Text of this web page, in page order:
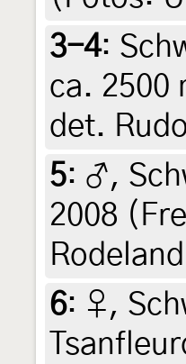
3-4:
ca. 2500
det.
5: ♂,
2008
Rodeland
6: ♀,